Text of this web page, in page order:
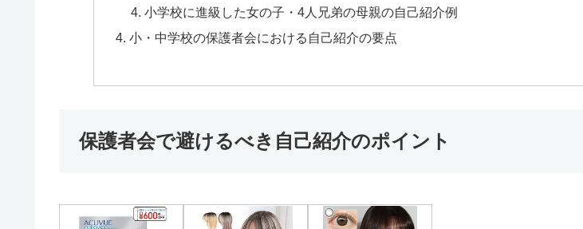
小学校に進級した女の子・4人兄弟の母親の自己紹介例
小・中学校の保護者会における自己紹介の要点
保護者会で避けるべき自己紹介のポイント